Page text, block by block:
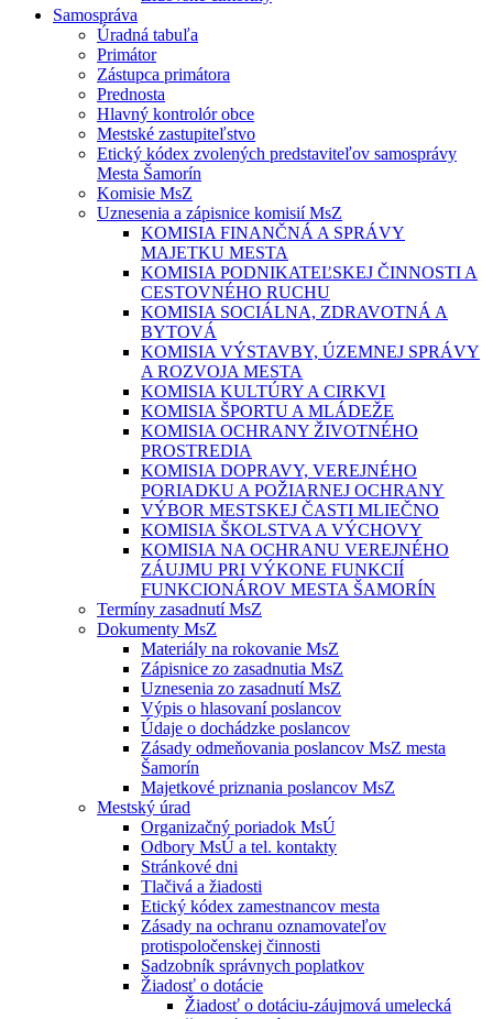
Samospráva
Úradná tabuľa
Primátor
Zástupca primátora
Prednosta
Hlavný kontrolór obce
Mestské zastupiteľstvo
Etický kódex zvolených predstaviteľov samosprávy
Mesta Šamorín
Komisie MsZ
Uznesenia a zápisnice komisií MsZ
KOMISIA FINANČNÁ A SPRÁVY
MAJETKU MESTA
KOMISIA PODNIKATEĽSKEJ ČINNOSTI A
CESTOVNÉHO RUCHU
KOMISIA SOCIÁLNA, ZDRAVOTNÁ A
BYTOVÁ
KOMISIA VÝSTAVBY, ÚZEMNEJ SPRÁVY
A ROZVOJA MESTA
KOMISIA KULTÚRY A CIRKVI
KOMISIA ŠPORTU A MLÁDEŽE
KOMISIA OCHRANY ŽIVOTNÉHO
PROSTREDIA
KOMISIA DOPRAVY, VEREJNÉHO
PORIADKU A POŽIARNEJ OCHRANY
VÝBOR MESTSKEJ ČASTI MLIEČNO
KOMISIA ŠKOLSTVA A VÝCHOVY
KOMISIA NA OCHRANU VEREJNÉHO
ZÁUJMU PRI VÝKONE FUNKCIÍ
FUNKCIONÁROV MESTA ŠAMORÍN
Termíny zasadnutí MsZ
Dokumenty MsZ
Materiály na rokovanie MsZ
Zápisnice zo zasadnutia MsZ
Uznesenia zo zasadnutí MsZ
Výpis o hlasovaní poslancov
Údaje o dochádzke poslancov
Zásady odmeňovania poslancov MsZ mesta
Šamorín
Majetkové priznania poslancov MsZ
Mestský úrad
Organizačný poriadok MsÚ
Odbory MsÚ a tel. kontakty
Stránkové dni
Tlačivá a žiadosti
Etický kódex zamestnancov mesta
Zásady na ochranu oznamovateľov
protispoločenskej činnosti
Sadzobník správnych poplatkov
Žiadosť o dotácie
Žiadosť o dotáciu-záujmová umelecká